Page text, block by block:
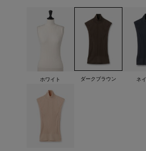
ホワイト ダークブラウン ネ